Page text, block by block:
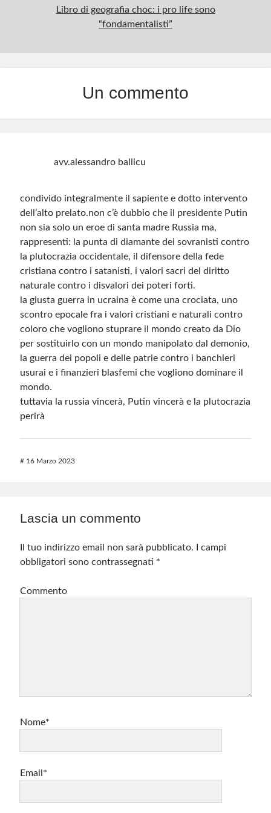
Libro di geografia choc: i pro life sono
“fondamentalisti”
Un commento
avv.alessandro ballicu
condivido integralmente il sapiente e dotto intervento
dell’alto prelato.non c’è dubbio che il presidente Putin
non sia solo un eroe di santa madre Russia ma,
rappresenti: la punta di diamante dei sovranisti contro
la plutocrazia occidentale, il difensore della fede
cristiana contro i satanisti, i valori sacri del diritto
naturale contro i disvalori dei poteri forti.
la giusta guerra in ucraina è come una crociata, uno
scontro epocale fra i valori cristiani e naturali contro
coloro che vogliono stuprare il mondo creato da Dio
per sostituirlo con un mondo manipolato dal demonio,
la guerra dei popoli e delle patrie contro i banchieri
usurai e i finanzieri blasfemi che vogliono dominare il
mondo.
tuttavia la russia vincerà, Putin vincerà e la plutocrazia
perirà
# 16 Marzo 2023
Lascia un commento
Il tuo indirizzo email non sarà pubblicato.
I campi
obbligatori sono contrassegnati *
Commento
Nome*
Email*